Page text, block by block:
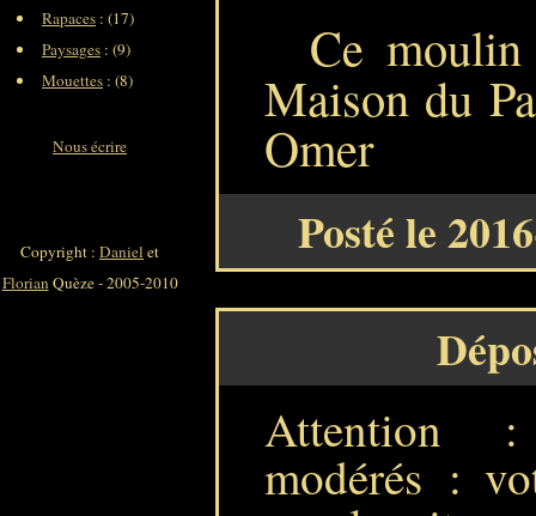
Ce
Maison du
Omer
Posté le
Attention :
modérés :
Rapaces : (17)
Paysages : (9)
Mouettes : (8)
Nous écrire
Copyright : Daniel et
FlorianQuèze - 2005-2010